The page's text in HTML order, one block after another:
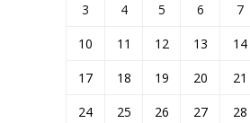
3
4 5 6 7
10
11 12 13 14
17
18 19 20 21
24
25 26 27 28